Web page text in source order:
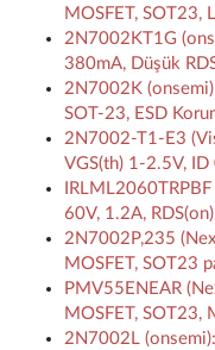
MOSFET, SOT23,
2N7002KT1G
380mA, Düşük
2N7002K
SOT-23, ESD
2N7002-T1-E3
VGS(th) 1-2.5V,
60V, 1.2A,
2N7002P,235
MOSFET, SOT23
PMV55ENEAR
MOSFET, SOT23,
2N7002L